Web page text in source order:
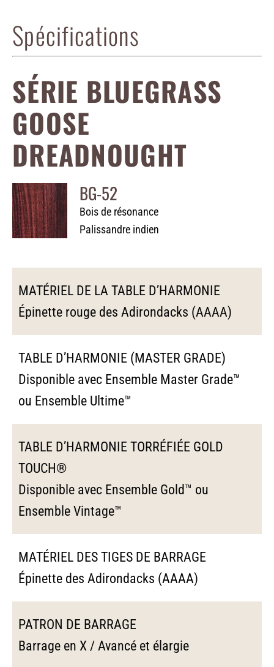
Spécifications
SÉRIE BLUEGRASS
GOOSE
DREADNOUGHT
BG-52
Bois de résonance
Palissandre indien
MATÉRIEL DE LA TABLE D’HARMONIE
Épinette rouge des Adirondacks (AAAA)
TABLE D’HARMONIE (MASTER GRADE)
Disponible avec Ensemble Master Grade™
ou Ensemble Ultime™
TABLE D’HARMONIE TORRÉFIÉE GOLD
TOUCH®
Disponible avec Ensemble Gold™ ou
Ensemble Vintage™
MATÉRIEL DES TIGES DE BARRAGE
Épinette des Adirondacks (AAAA)
PATRON DE BARRAGE
Barrage en X / Avancé et élargie